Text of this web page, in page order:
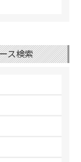
ス検索